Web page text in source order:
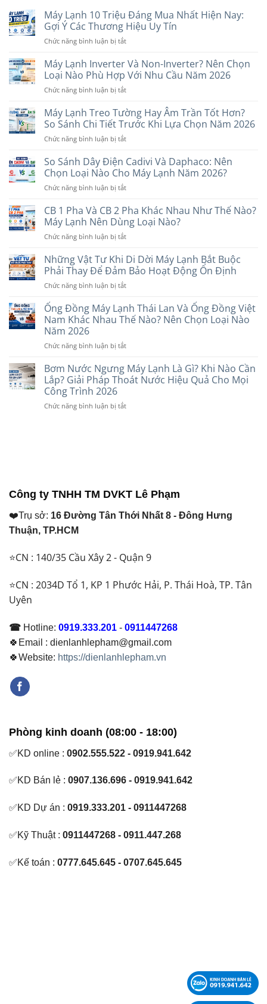
Máy Lạnh 10 Triệu Đáng Mua Nhất Hiện Nay:
Gợi Ý Các Thương Hiệu Uy Tín
Chức năng bình luận bị tắtở
Lạnh
10
Triệu
Đáng
Nhất
Hiện
Gợi
Các
Thương
Uy
Máy Lạnh Inverter Và Non-Inverter? Nên Chọn
Loại Nào Phù Hợp Với Nhu Cầu Năm 2026
Chức năng bình luận bị tắtở
Lạnh
Inverter
Và
Non-
Nên
Chọn
Nào
Hợp
Với
Cầu
2026
Máy Lạnh Treo Tường Hay Âm Trần Tốt Hơn?
So Sánh Chi Tiết Trước Khi Lựa Chọn Năm 2026
Chức năng bình luận bị tắtở
Lạnh
Treo
Tường
Hay
Trần
Tốt
Hơn?
So
Chi
Tiết
Khi
Chọn
Năm
So Sánh Dây Điện Cadivi Và Daphaco: Nên
Chọn Loại Nào Cho Máy Lạnh Năm 2026?
Chức năng bình luận bị tắtở
Sánh
Điện
Cadivi
Daphaco:
Nên
Loại
Cho
Máy
2026?
CB 1 Pha Và CB 2 Pha Khác Nhau Như Thế Nào?
Máy Lạnh Nên Dùng Loại Nào?
Chức năng bình luận bị tắtở
1
Pha
Và
CB
Pha
Khác
Thế
Máy
Lạnh
Loại
Những Vật Tư Khi Di Dời Máy Lạnh Bắt Buộc
Phải Thay Để Đảm Bảo Hoạt Động Ổn Định
Chức năng bình luận bị tắtở
Vật
Tư
Khi
Dời
Lạnh
Bắt
Buộc
Thay
Ống Đồng Máy Lạnh Thái Lan Và Ống Đồng Việt
Nam Khác Nhau Thế Nào? Nên Chọn Loại Nào
Năm 2026
Chức năng bình luận bị tắtở
Đồng
Máy
Lạnh
Lan
Nào?
Chọn
2026
Bơm Nước Ngưng Máy Lạnh Là Gì? Khi Nào Cần
Lắp? Giải Pháp Thoát Nước Hiệu Quả Cho Mọi
Công Trình 2026
Chức năng bình luận bị tắtở
Nào
Lắp?
Nước
Cho
2026
Công ty TNHH TM DVKT Lê Phạm
❤️Trụ sở: 16 Đường Tân Thới Nhất 8 - Đông Hưng
Thuận, TP.HCM
⭐CN : 140/35 Cầu Xây 2 - Quận 9
⭐CN : 2034D Tổ 1, KP 1 Phước Hải, P. Thái Hoà, TP. Tân
Uyên
☎ Hotline: 0919.333.201 - 0911447268
🍀Email : dienlanhlepham@gmail.com
🍀Website: https://dienlanhlepham.vn
Phòng kinh doanh (08:00 - 18:00)
✅KD online : 0902.555.522 - 0919.941.642
✅KD Bán lẻ : 0907.136.696 - 0919.941.642
✅KD Dự án : 0919.333.201 - 0911447268
✅Kỹ Thuật : 0911447268 - 0911.447.268
✅Kế toán : 0777.645.645 - 0707.645.645